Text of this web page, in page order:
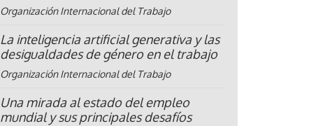
Organización Internacional del Trabajo
La inteligencia artificial generativa y las
desigualdades de género en el trabajo
Organización Internacional del Trabajo
Una mirada al estado del empleo
mundial y sus principales desafíos